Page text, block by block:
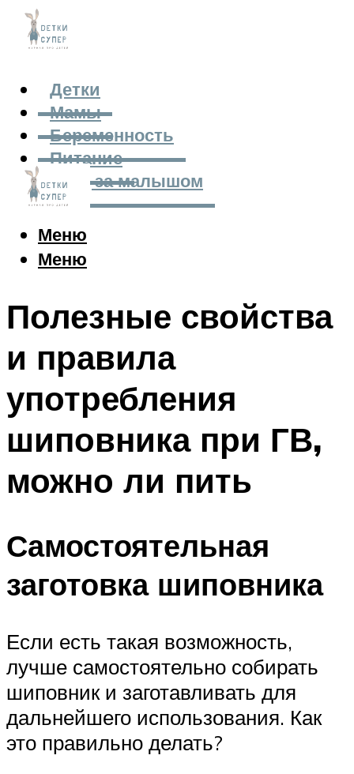
Детки
Мамы
Беременность
Питание
Уход за малышом
Меню
Меню
Полезные свойства
и правила
употребления
шиповника при ГВ,
можно ли пить
Самостоятельная
заготовка шиповника
Если есть такая возможность,
лучше самостоятельно собирать
шиповник и заготавливать для
дальнейшего использования. Как
это правильно делать?